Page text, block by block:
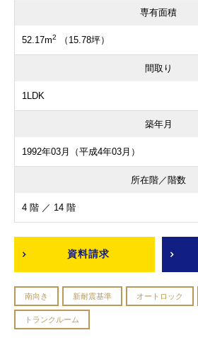
専有面積
52.17m2 （15.78坪）
間取り
1LDK
築年月
1992年03月（平成4年03月）
所在階／階数
4 階 ／ 14 階
資料請求
南向き 新耐震基準 オートロック
トランクルーム